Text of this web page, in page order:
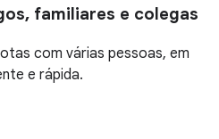
familiares e colegas
com várias pessoas, em
e rápida.